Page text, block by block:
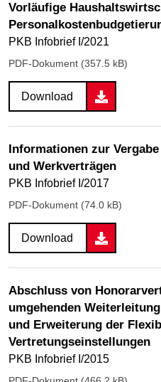
Vorläufige
PKB Infobrief I/2021
PDF-Dokument (357.5 kB)
Download
Informationen zur
und Werkverträgen
PKB Infobrief I/2017
PDF-Dokument (74.0 kB)
Download
Abschluss von
umgehenden
und Erweiterung der
Vertretungseinstellungen
PKB Infobrief I/2015